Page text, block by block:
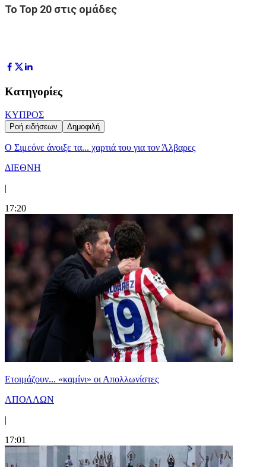
To Top 20 στις ομάδες
Κατηγορίες
ΚΥΠΡΟΣ
Ροή ειδήσεων Δημοφιλή
Ο Σιμεόνε άνοιξε τα... χαρτιά του για τον Άλβαρες
ΔΙΕΘΝΗ
|
17:20
Ετοιμάζουν... «καμίνι» οι Απολλωνίστες
ΑΠΟΛΛΩΝ
|
17:01